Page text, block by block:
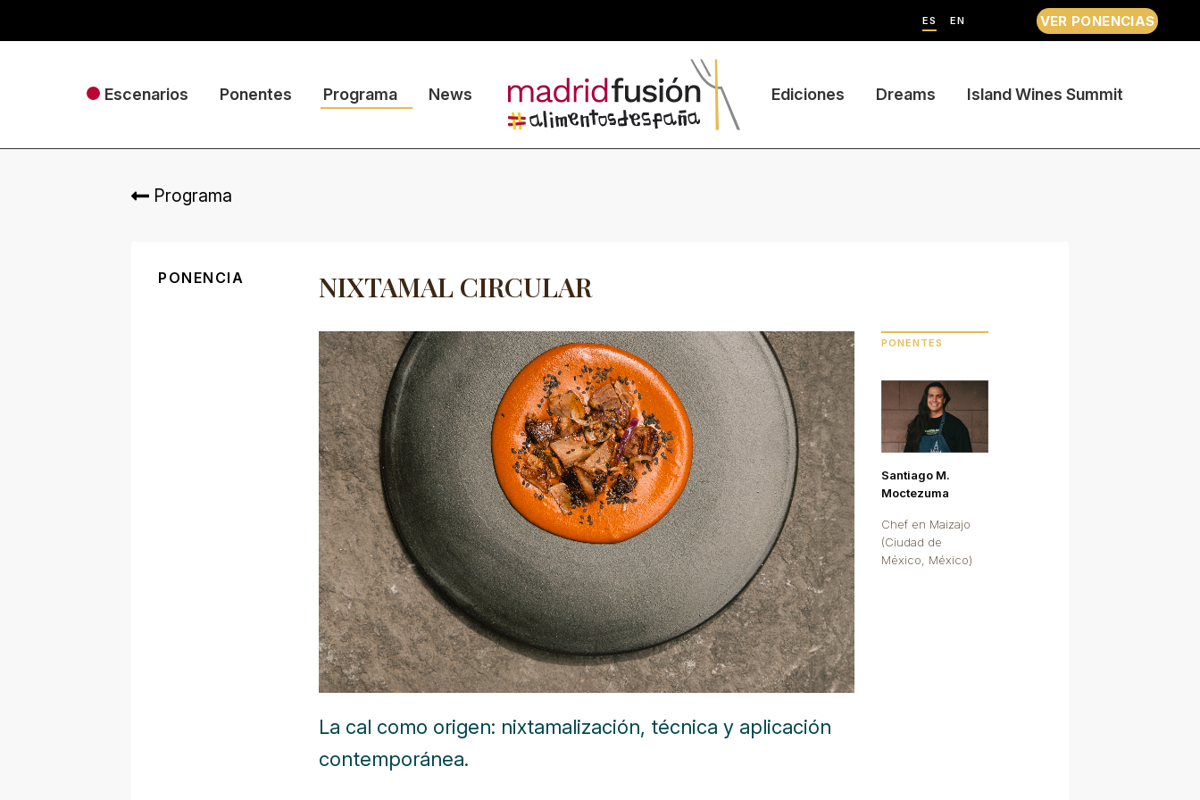
ES EN VER PONENCIAS
Escenarios Ponentes Programa News Ediciones Dreams Island Wines Summit
Programa
PONENCIA NIXTAMAL CIRCULAR
La cal como origen: nixtamalización, técnica y aplicación
contemporánea.
PONENTES
Santiago M.
Moctezuma
Chef en Maizajo
(Ciudad de
México, México)